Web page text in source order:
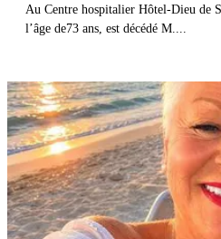
Au Centre hospitalier Hôtel-Dieu de
l’âge de73 ans, est décédé M....